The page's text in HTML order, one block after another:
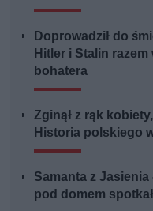
Doprowadził do
Hitler i Stalin
bohatera
Zginął z rąk
Historia polskiego
Samanta z
pod domem